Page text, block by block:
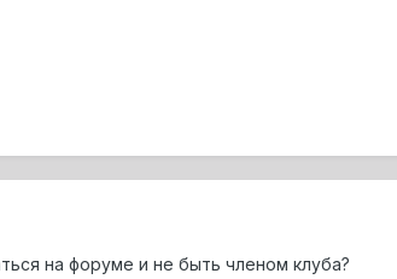
на форуме и не быть членом клуба?